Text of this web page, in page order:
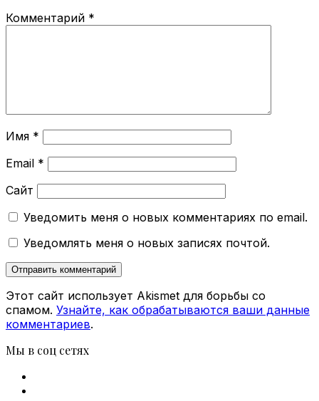
Комментарий *
Имя *
Email *
Сайт
Уведомить меня о новых комментариях по email.
Уведомлять меня о новых записях почтой.
Этот сайт использует Akismet для борьбы со
спамом. Узнайте, как обрабатываются ваши данные
комментариев.
Мы в соц сетях